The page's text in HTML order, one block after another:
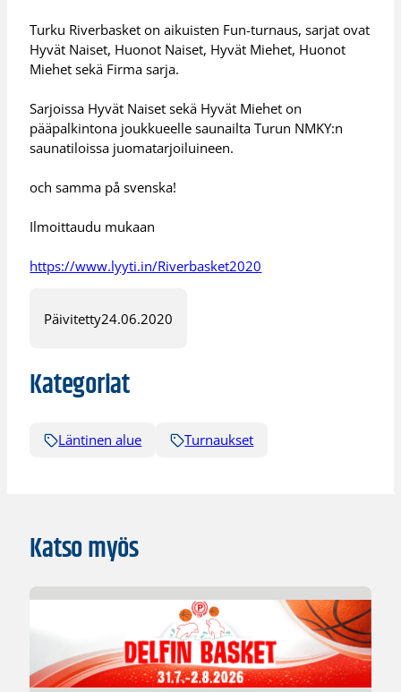
Turku Riverbasket on aikuisten Fun-turnaus, sarjat ovat
Hyvät Naiset, Huonot Naiset, Hyvät Miehet, Huonot
Miehet sekä Firma sarja.
Sarjoissa Hyvät Naiset sekä Hyvät Miehet on
pääpalkintona joukkueelle saunailta Turun NMKY:n
saunatiloissa juomatarjoiluineen.
och samma på svenska!
Ilmoittaudu mukaan
https://www.lyyti.in/Riverbasket2020
Päivitetty24.06.2020
Kategoriat
Läntinen alue Turnaukset
Katso myös